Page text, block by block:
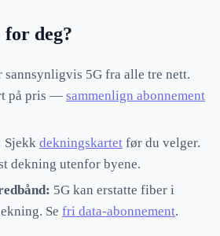
deg?
sannsynligvis 5G fra alle tre nett.
på pris — sammenlign abonnement
Sjekk dekningskartet før du velger.
dekning utenfor byene.
5G kan erstatte fiber i
Se fri data-abonnement.